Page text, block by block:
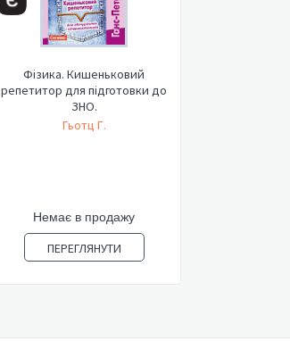
Фізика. Кишеньковий
репетитор для підготовки до
ЗНО.
Гьотц Г.
Немає в продажу
ПЕРЕГЛЯНУТИ